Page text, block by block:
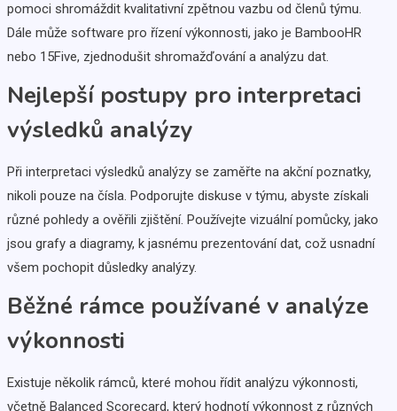
pomoci shromáždit kvalitativní zpětnou vazbu od členů týmu.
Dále může software pro řízení výkonnosti, jako je BambooHR
nebo 15Five, zjednodušit shromažďování a analýzu dat.
Nejlepší postupy pro interpretaci
výsledků analýzy
Při interpretaci výsledků analýzy se zaměřte na akční poznatky,
nikoli pouze na čísla. Podporujte diskuse v týmu, abyste získali
různé pohledy a ověřili zjištění. Používejte vizuální pomůcky, jako
jsou grafy a diagramy, k jasnému prezentování dat, což usnadní
všem pochopit důsledky analýzy.
Běžné rámce používané v analýze
výkonnosti
Existuje několik rámců, které mohou řídit analýzu výkonnosti,
včetně Balanced Scorecard, který hodnotí výkonnost z různých